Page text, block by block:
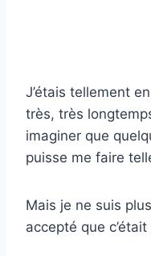
J’étais tellement
très, très
imaginer que
puisse me faire
Mais je ne suis
accepté que